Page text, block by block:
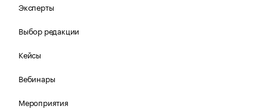
Эксперты
Выбор редакции
Кейсы
Вебинары
Мероприятия